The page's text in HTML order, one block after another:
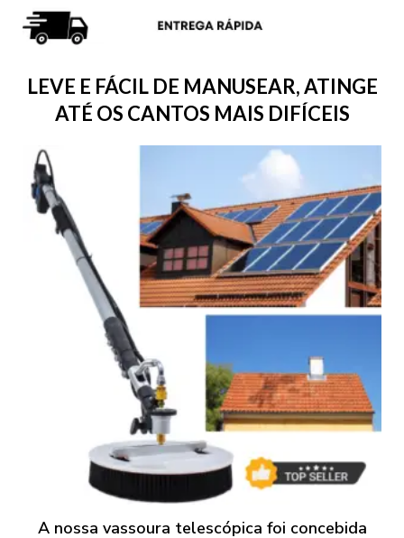
LEVE E FÁCIL DE MANUSEAR, ATINGE
ATÉ OS CANTOS MAIS DIFÍCEIS
A nossa vassoura telescópica foi concebida